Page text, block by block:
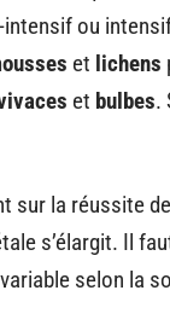
ou
et lichens
et bulbes.
sur la réussite
s’élargit. Il
selon la